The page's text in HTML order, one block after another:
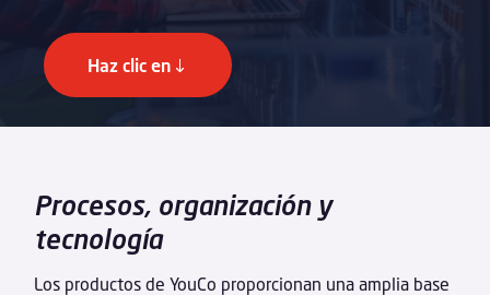
Haz clic en
Procesos, organización y
tecnología
Los productos de YouCo proporcionan una amplia base